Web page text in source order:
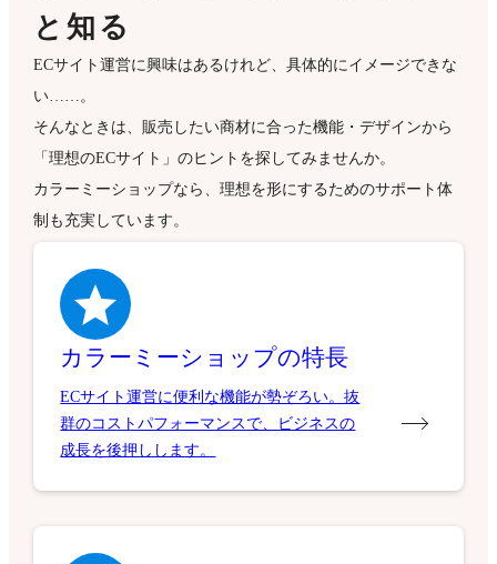
と知る
ECサイト運営に興味はあるけれど、具体的にイメージできな
い……。
そんなときは、販売したい商材に合った機能・デザインから
「理想のECサイト」のヒントを探してみませんか。
カラーミーショップなら、理想を形にするためのサポート体
制も充実しています。
カラーミーショップの特長
ECサイト運営に便利な機能が勢ぞろい。抜
群のコストパフォーマンスで、ビジネスの
成長を後押しします。